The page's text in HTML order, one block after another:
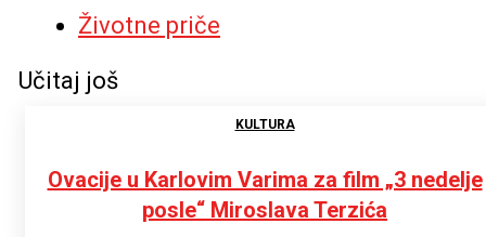
Životne priče
Učitaj još
KULTURA
Ovacije u Karlovim Varima za film „3 nedelje
posle“ Miroslava Terzića